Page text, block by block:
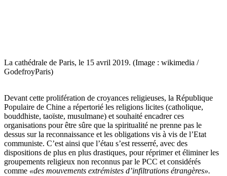
La cathédrale de Paris, le 15 avril 2019. (Image : wikimedia /
GodefroyParis)
Devant cette prolifération de croyances religieuses, la République
Populaire de Chine a répertorié les religions licites (catholique,
bouddhiste, taoïste, musulmane) et souhaité encadrer ces
organisations pour être sûre que la spiritualité ne prenne pas le
dessus sur la reconnaissance et les obligations vis à vis de l’Etat
communiste. C’est ainsi que l’étau s’est resserré, avec des
dispositions de plus en plus drastiques, pour réprimer et éliminer les
groupements religieux non reconnus par le PCC et considérés
comme «des mouvements extrémistes d’infiltrations étrangères».